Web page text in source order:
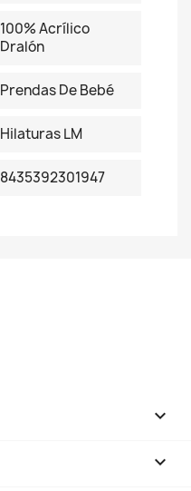
100% Acrílico
Dralón
Prendas De Bebé
Hilaturas LM
8435392301947

